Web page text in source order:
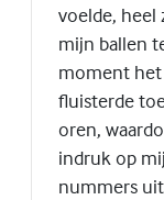
voelde, heel
mijn ballen
moment
fluisterde
oren,
indruk op
nummers